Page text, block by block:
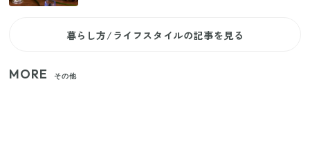
暮らし方/ライフスタイルの記事を見る
MORE その他